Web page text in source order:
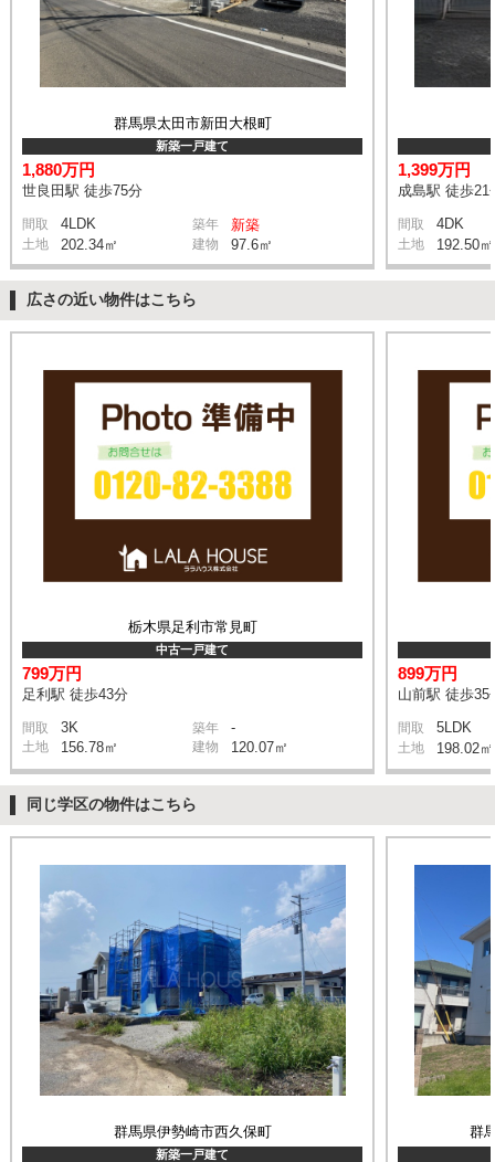
群馬県太田市新田大根町
新築一戸建て
1,880万円
世良田駅 徒歩75分
間取 4LDK 築年 新築
土地 202.34㎡ 建物 97.6㎡
1,399万円
成島駅 徒歩21
間取 4DK
土地 192.50㎡
広さの近い物件はこちら
栃木県足利市常見町
中古一戸建て
799万円
足利駅 徒歩43分
間取 3K 築年 -
土地 156.78㎡ 建物 120.07㎡
899万円
山前駅 徒歩35
間取 5LDK
土地 198.02㎡
同じ学区の物件はこちら
群馬県伊勢崎市西久保町
新築一戸建て
群